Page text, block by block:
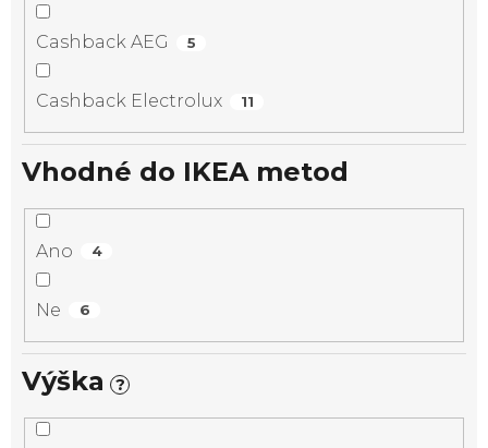
Cashback AEG 5
Cashback Electrolux 11
Vhodné do IKEA metod
Ano 4
Ne 6
Výška ?